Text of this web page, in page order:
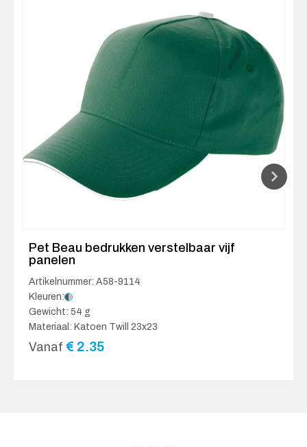
Pet Beau bedrukken verstelbaar vijf
panelen
Artikelnummer: A58-9114
Kleuren:
Gewicht: 54 g
Materiaal: Katoen Twill 23x23
Vanaf € 2.35